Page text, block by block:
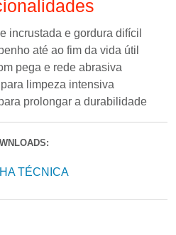
incrustada e gordura difícil
até ao fim da vida útil
pega e rede abrasiva
limpeza intensiva
prolongar a durabilidade
TÉCNICA